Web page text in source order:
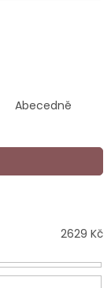
Abecedně
2629 Kč